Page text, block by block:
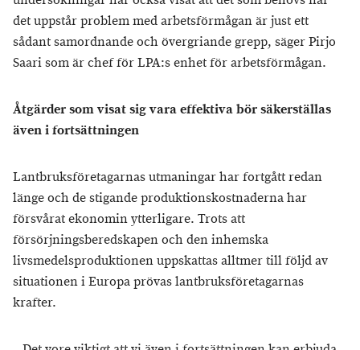
det uppstår problem med arbetsförmågan är just ett
sådant samordnande och övergriande grepp, säger Pirjo
Saari som är chef för LPA:s enhet för arbetsförmågan.
Åtgärder som visat sig vara effektiva bör säkerställas
även i fortsättningen
Lantbruksföretagarnas utmaningar har fortgått redan
länge och de stigande produktionskostnaderna har
försvårat ekonomin ytterligare. Trots att
försörjningsberedskapen och den inhemska
livsmedelsproduktionen uppskattas alltmer till följd av
situationen i Europa prövas lantbruksföretagarnas
krafter.